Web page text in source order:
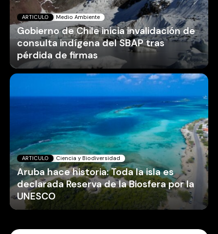
ARTICULO Medio Ambiente
Gobierno de Chile inicia invalidación de
consulta indígena del SBAP tras
pérdida de firmas
ARTICULO Ciencia y Biodiversidad
Aruba hace historia: Toda la isla es
declarada Reserva de la Biosfera por la
UNESCO